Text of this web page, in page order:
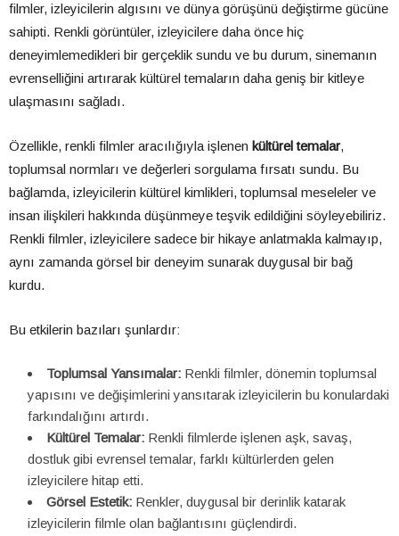
filmler, izleyicilerin algısını ve dünya görüşünü değiştirme gücüne
sahipti. Renkli görüntüler, izleyicilere daha önce hiç
deneyimlemedikleri bir gerçeklik sundu ve bu durum, sinemanın
evrenselliğini artırarak kültürel temaların daha geniş bir kitleye
ulaşmasını sağladı.
Özellikle, renkli filmler aracılığıyla işlenen kültürel temalar,
toplumsal normları ve değerleri sorgulama fırsatı sundu. Bu
bağlamda, izleyicilerin kültürel kimlikleri, toplumsal meseleler ve
insan ilişkileri hakkında düşünmeye teşvik edildiğini söyleyebiliriz.
Renkli filmler, izleyicilere sadece bir hikaye anlatmakla kalmayıp,
aynı zamanda görsel bir deneyim sunarak duygusal bir bağ
kurdu.
Bu etkilerin bazıları şunlardır:
Toplumsal Yansımalar: Renkli filmler, dönemin toplumsal
yapısını ve değişimlerini yansıtarak izleyicilerin bu konulardaki
farkındalığını artırdı.
Kültürel Temalar: Renkli filmlerde işlenen aşk, savaş,
dostluk gibi evrensel temalar, farklı kültürlerden gelen
izleyicilere hitap etti.
Görsel Estetik: Renkler, duygusal bir derinlik katarak
izleyicilerin filmle olan bağlantısını güçlendirdi.